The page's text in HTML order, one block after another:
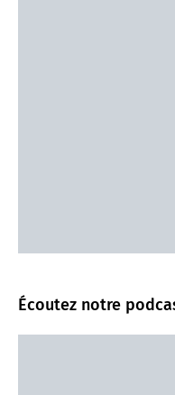
Écoutez notre